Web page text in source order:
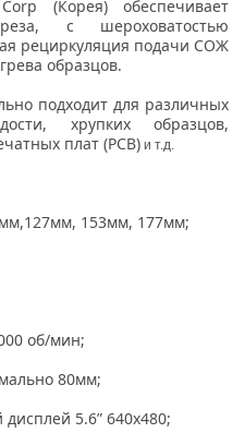
(Корея) обеспечивает
с шероховатостью
рециркуляция подачи СОЖ
образцов.
подходит для различных
хрупких образцов,
плат (PCB) и т.д.
153мм, 177мм;
об/мин;
80мм;
5.6” 640х480;